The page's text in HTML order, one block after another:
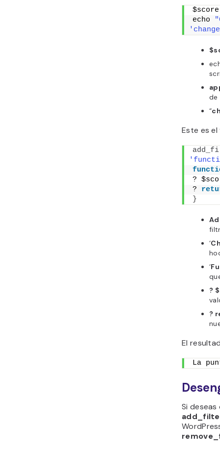
echo
de
“
Este es
?
?
}
‘
‘
?
?
El
La
Si